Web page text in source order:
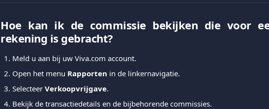
Hoe kan ik de commissie bekijken die voor
rekening is gebracht?
Meld u aan bij uw Viva.com account.
Open het menu Rapporten in de linkernavigatie.
Selecteer Verkoopvrijgave.
Bekijk de transactiedetails en de bijbehorende commissies.